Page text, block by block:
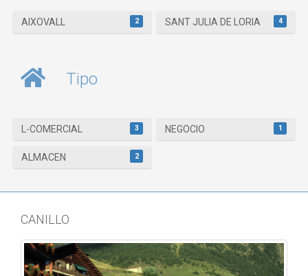
AIXOVALL 2 SANT JULIA DE LORIA 4
Tipo
L-COMERCIAL 3 NEGOCIO 1
ALMACEN 2
CANILLO